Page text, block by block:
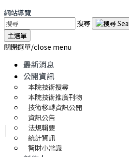
網站導覽
搜尋
主選單
關閉選單/close menu
最新消息
公開資訊
本院技術搜尋
本院技術推廣刊物
技術移轉資訊公開
資訊公告
法規輯要
統計資訊
智財小常識